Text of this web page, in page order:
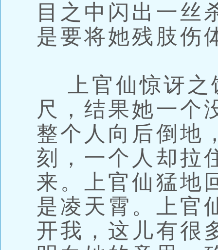
目之中闪出一丝
是要将她残肢伤
上官仙惊讶之
尺，结果她一个
整个人向后倒地
刻，一个人却拉
来。上官仙猛地
是凌天霄。上官
开我，这儿有很